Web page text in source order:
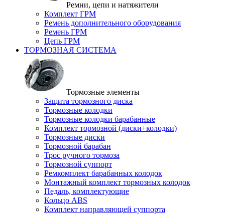
Ремни, цепи и натяжители
Комплект ГРМ
Ремень дополнительного оборудования
Ремень ГРМ
Цепь ГРМ
ТОРМОЗНАЯ СИСТЕМА
Тормозные элементы
Защита тормозного диска
Тормозные колодки
Тормозные колодки барабанные
Комплект тормозной (диски+колодки)
Тормозные диски
Тормозной барабан
Трос ручного тормоза
Тормозной суппорт
Ремкомплект барабанных колодок
Монтажный комплект тормозных колодок
Педаль, комплектующие
Кольцо ABS
Комплект направляющей суппорта